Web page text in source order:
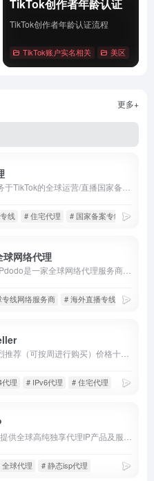
Tiktok # 橱窗号实名 # 账户实名
TikTok创作者年龄认证
TikTok创作者年龄认证流程
TikTok账户实名相关 美区
更多+
线 # 住宅代理 # 国家备案专线
网络代理
专线网络服务商 # 海外直播专线 # 静态
理 # IPv6代理 # 住宅代理
全球代理 # 静态isp代理